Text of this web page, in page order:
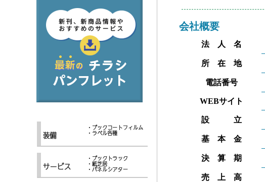
会社概要
法 人 名
所 在 地
電話番号
WEBサイト
設 立
基 本 金
決 算 期
売 上 高